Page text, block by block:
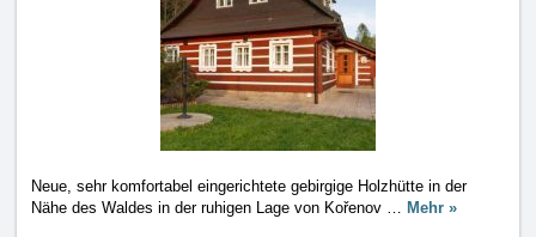
Neue, sehr komfortabel eingerichtete gebirgige Holzhütte in der
Nähe des Waldes in der ruhigen Lage von Kořenov … Mehr »